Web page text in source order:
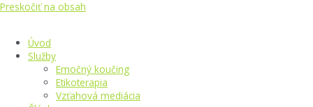
Preskočiť na obsah
Úvod
Služby
Emočný koučing
Etikoterapia
Vzťahová mediácia